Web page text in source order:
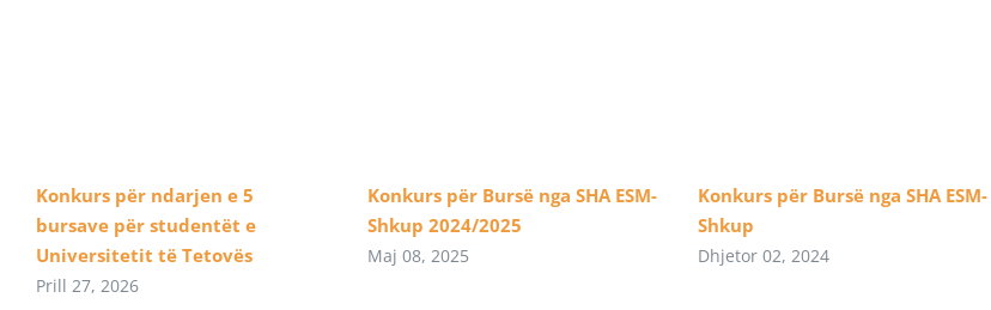
Konkurs për ndarjen e 5
bursave për studentët e
Universitetit të Tetovës
Prill 27, 2026
Konkurs për Bursë nga SHA ESM-
Shkup 2024/2025
Maj 08, 2025
Konkurs për Bursë nga SHA ESM-
Shkup
Dhjetor 02, 2024